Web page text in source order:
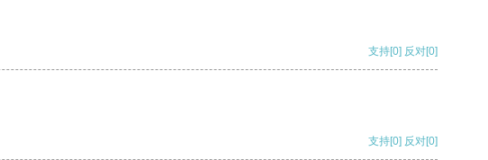
支持[0] 反对[0]
支持[0] 反对[0]